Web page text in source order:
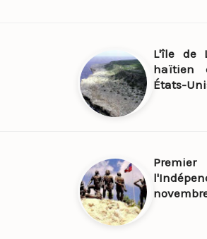
L'île de
haïtien
États-